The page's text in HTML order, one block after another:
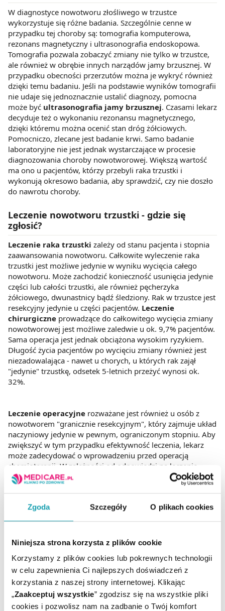
Zgoda Szczegóły O plikach cookies
Niniejsza strona korzysta z plików cookie
Korzystamy z plików cookies lub pokrewnych technologii
w celu zapewnienia Ci najlepszych doświadczeń z
korzystania z naszej strony internetowej. Klikając
„Zaakceptuj wszystkie” zgodzisz się na wszystkie pliki
cookies i pozwolisz nam na zadbanie o Twój komfort
W diagnostyce nowotworu złośliwego w trzustce
wykorzystuje się różne badania. Szczególnie cenne w
przypadku tej choroby są: tomografia komputerowa,
rezonans magnetyczny i ultrasonografia endoskopowa.
Tomografia pozwala zobaczyć zmiany nie tylko w trzustce,
ale również w obrębie innych narządów jamy brzusznej. W
przypadku obecności przerzutów można je wykryć również
dzięki temu badaniu. Jeśli na podstawie wyników tomografii
nie udaje się jednoznacznie ustalić diagnozy, pomocna
może być ultrasonografia jamy brzusznej. Czasami lekarz
decyduje też o wykonaniu rezonansu magnetycznego,
dzięki któremu można ocenić stan dróg żółciowych.
Pomocniczo, zlecane jest badanie krwi. Samo badanie
laboratoryjne nie jest jednak wystarczające w procesie
diagnozowania choroby nowotworowej. Większą wartość
ma ono u pacjentów, którzy przebyli raka trzustki i
wykonują okresowo badania, aby sprawdzić, czy nie doszło
do nawrotu choroby.
Leczenie nowotworu trzustki - gdzie się
zgłosić?
Leczenie raka trzustki zależy od stanu pacjenta i stopnia
zaawansowania nowotworu. Całkowite wyleczenie raka
trzustki jest możliwe jedynie w wyniku wycięcia całego
nowotworu. Może zachodzić konieczność usunięcia jedynie
części lub całości trzustki, ale również pęcherzyka
żółciowego, dwunastnicy bądź śledziony. Rak w trzustce jest
resekcyjny jedynie u części pacjentów. Leczenie
chirurgiczne prowadzące do całkowitego wycięcia zmiany
nowotworowej jest możliwe zaledwie u ok. 9,7% pacjentów.
Sama operacja jest jednak obciążona wysokim ryzykiem.
Długość życia pacjentów po wycięciu zmiany również jest
niezadowalająca - nawet u chorych, u których rak zajął
"jedynie" trzustkę, odsetek 5-letnich przeżyć wynosi ok.
32%.
Leczenie operacyjne rozważane jest również u osób z
nowotworem "granicznie resekcyjnym", który zajmuje układ
naczyniowy jedynie w pewnym, ograniczonym stopniu. Aby
zwiększyć w tym przypadku efektywność leczenia, lekarz
może zadecydować o wprowadzeniu przed operacją
chemioterapii. W zależności od odpowiedzi na leczenie,
chory jest kwalifikowany do operacji lub specjaliści od niej
odstępują.